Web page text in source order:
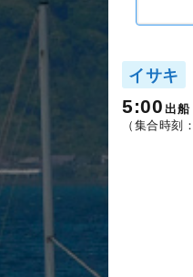
イサキ
5:00 出船
（集合時刻